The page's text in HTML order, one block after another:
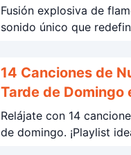
Fusión explosiva de
sonido único que
14 Canciones de
Tarde de Domingo
Relájate con 14
de domingo. ¡Playlist